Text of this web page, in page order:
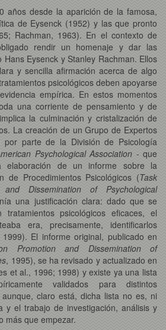
años desde la aparición de la famosa,
de Eysenck (1952) y las que pronto
Rachman, 1963). En el contexto de
rendir un homenaje y dar las
Eysenck y Stanley Rachman. Ellos
y sencilla afirmación acerca de algo
psicológicos deben apoyarse
empírica. En estos momentos
una corriente de pensamiento y de
la culminación y cristalización de
La creación de un Grupo de Expertos
por parte de la División de Psicología
Psychological Association - que
elaboración de un informe sobre la
de Procedimientos Psicológicos (Task
Dissemination of Psychological
una justificación clara: dado que se
tratamientos psicológicos eficaces, el
era, precisamente, identificarlos
El informe original, publicado en
Promotion and Dissemination of
, 1995), se ha revisado y actualizado en
et al., 1996; 1998) y existe ya una lista
validados para distintos
aunque, claro está, dicha lista no es, ni
y el trabajo de investigación, análisis y
más que empezar.